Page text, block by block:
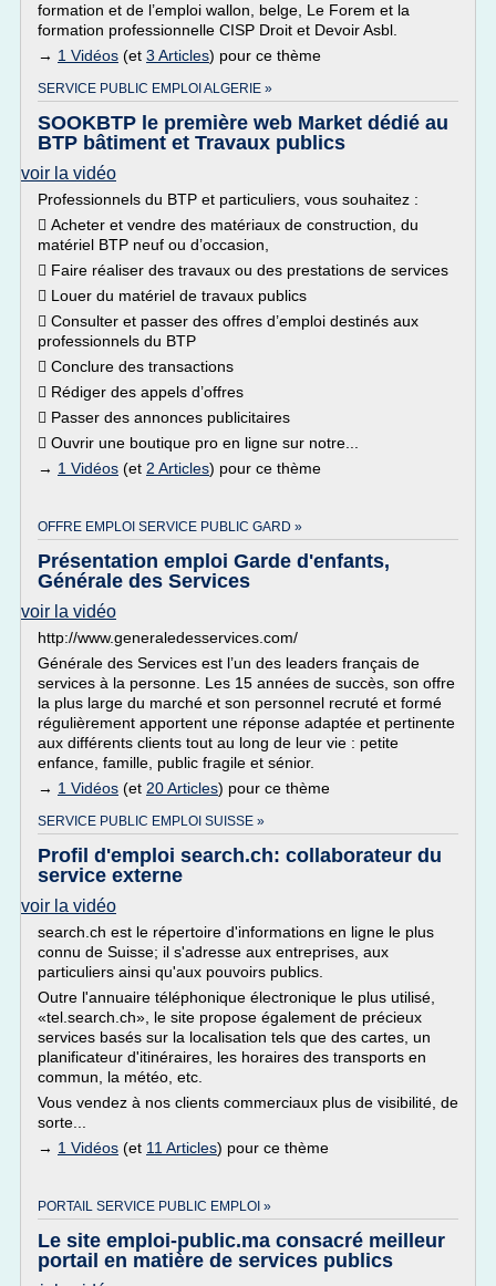
formation et de l’emploi wallon, belge, Le Forem et la
formation professionnelle CISP Droit et Devoir Asbl.
→ 1 Vidéos (et 3 Articles) pour ce thème
SERVICE PUBLIC EMPLOI ALGERIE »
SOOKBTP le première web Market dédié au
BTP bâtiment et Travaux publics
voir la vidéo
Professionnels du BTP et particuliers, vous souhaitez :
 Acheter et vendre des matériaux de construction, du
matériel BTP neuf ou d’occasion,
 Faire réaliser des travaux ou des prestations de services
 Louer du matériel de travaux publics
 Consulter et passer des offres d’emploi destinés aux
professionnels du BTP
 Conclure des transactions
 Rédiger des appels d’offres
 Passer des annonces publicitaires
 Ouvrir une boutique pro en ligne sur notre...
→ 1 Vidéos (et 2 Articles) pour ce thème
OFFRE EMPLOI SERVICE PUBLIC GARD »
Présentation emploi Garde d'enfants,
Générale des Services
voir la vidéo
http://www.generaledesservices.com/
Générale des Services est l’un des leaders français de
services à la personne. Les 15 années de succès, son offre
la plus large du marché et son personnel recruté et formé
régulièrement apportent une réponse adaptée et pertinente
aux différents clients tout au long de leur vie : petite
enfance, famille, public fragile et sénior.
→ 1 Vidéos (et 20 Articles) pour ce thème
SERVICE PUBLIC EMPLOI SUISSE »
Profil d'emploi search.ch: collaborateur du
service externe
voir la vidéo
search.ch est le répertoire d'informations en ligne le plus
connu de Suisse; il s'adresse aux entreprises, aux
particuliers ainsi qu'aux pouvoirs publics.
Outre l'annuaire téléphonique électronique le plus utilisé,
«tel.search.ch», le site propose également de précieux
services basés sur la localisation tels que des cartes, un
planificateur d'itinéraires, les horaires des transports en
commun, la météo, etc.
Vous vendez à nos clients commerciaux plus de visibilité, de
sorte...
→ 1 Vidéos (et 11 Articles) pour ce thème
PORTAIL SERVICE PUBLIC EMPLOI »
Le site emploi-public.ma consacré meilleur
portail en matière de services publics